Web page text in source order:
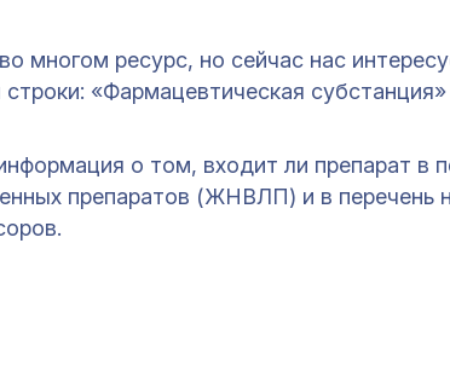
многом ресурс, но сейчас нас
строки: «Фармацевтическая
о том, входит ли препарат в
препаратов (ЖНВЛП) и в перечень